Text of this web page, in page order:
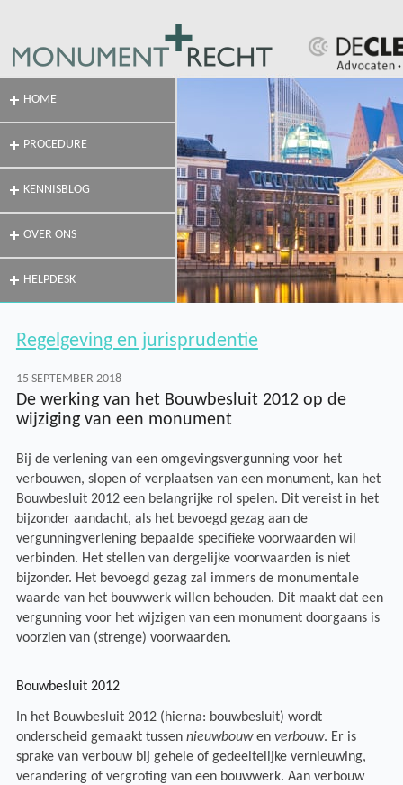
HOME
PROCEDURE
KENNISBLOG
OVER ONS
HELPDESK
Regelgeving en jurisprudentie
15 SEPTEMBER 2018
De werking van het Bouwbesluit 2012 op de
wijziging van een monument
Bij de verlening van een omgevingsvergunning voor het
verbouwen, slopen of verplaatsen van een monument, kan het
Bouwbesluit 2012 een belangrijke rol spelen. Dit vereist in het
bijzonder aandacht, als het bevoegd gezag aan de
vergunningverlening bepaalde specifieke voorwaarden wil
verbinden. Het stellen van dergelijke voorwaarden is niet
bijzonder. Het bevoegd gezag zal immers de monumentale
waarde van het bouwwerk willen behouden. Dit maakt dat een
vergunning voor het wijzigen van een monument doorgaans is
voorzien van (strenge) voorwaarden.
Bouwbesluit 2012
In het Bouwbesluit 2012 (hierna: bouwbesluit) wordt
onderscheid gemaakt tussen nieuwbouwen verbouw. Er is
sprake van verbouw bij gehele of gedeeltelijke vernieuwing,
verandering of vergroting van een bouwwerk. Aan verbouw